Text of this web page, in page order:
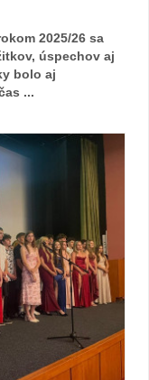
2025/26 sa
úspechov aj
bolo aj
...